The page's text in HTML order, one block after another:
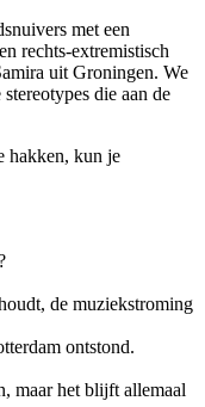
met een
rechts-extremistisch
uit Groningen. We
die aan de
hakken, kun je
de muziekstroming
ontstond.
maar het blijft allemaal